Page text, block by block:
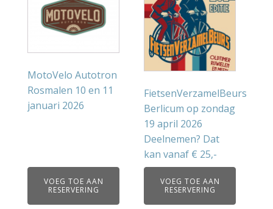
MotoVelo Autotron
Rosmalen 10 en 11
januari 2026
VOEG TOE AAN
RESERVERING
FietsenVerzamelBeurs
Berlicum op zondag
19 april 2026
Deelnemen? Dat
kan vanaf € 25,-
VOEG TOE AAN
RESERVERING